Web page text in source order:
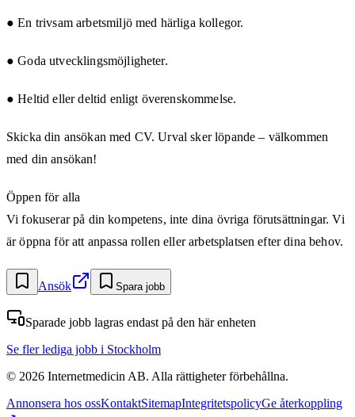
● En trivsam arbetsmiljö med härliga kollegor.
● Goda utvecklingsmöjligheter.
● Heltid eller deltid enligt överenskommelse.
Skicka din ansökan med CV. Urval sker löpande – välkommen
med din ansökan!
Öppen för alla
Vi fokuserar på din kompetens, inte dina övriga förutsättningar. Vi
är öppna för att anpassa rollen eller arbetsplatsen efter dina behov.
Ansök Spara jobb
Sparade jobb lagras endast på den här enheten
Se fler lediga jobb i Stockholm
© 2026 Internetmedicin AB. Alla rättigheter förbehållna.
Annonsera hos ossKontaktSitemapIntegritetspolicyGe återkoppling